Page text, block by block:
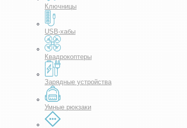
Ключницы
USB-хабы
Квадрокоптеры
Зарядные устройства
Умные рюкзаки